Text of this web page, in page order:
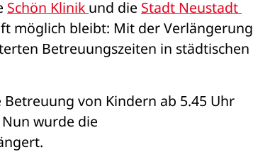
Schön Klinik und die
möglich bleibt: Mit der Verlängerung
Betreuungszeiten in städtischen
von Kindern ab 5.45 Uhr
wurde die